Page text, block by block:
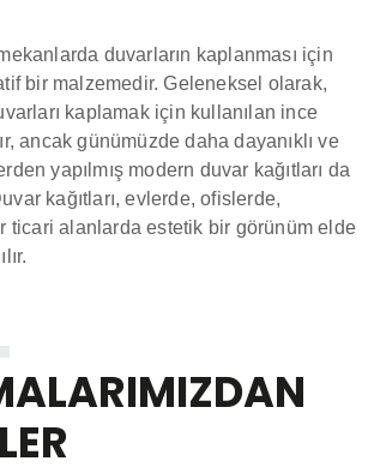
duvarların kaplanması için
bir malzemedir. Geleneksel olarak,
kaplamak için kullanılan ince
ancak günümüzde daha dayanıklı ve
yapılmış modern duvar kağıtları da
kağıtları, evlerde, ofislerde,
ticari alanlarda estetik bir görünüm elde